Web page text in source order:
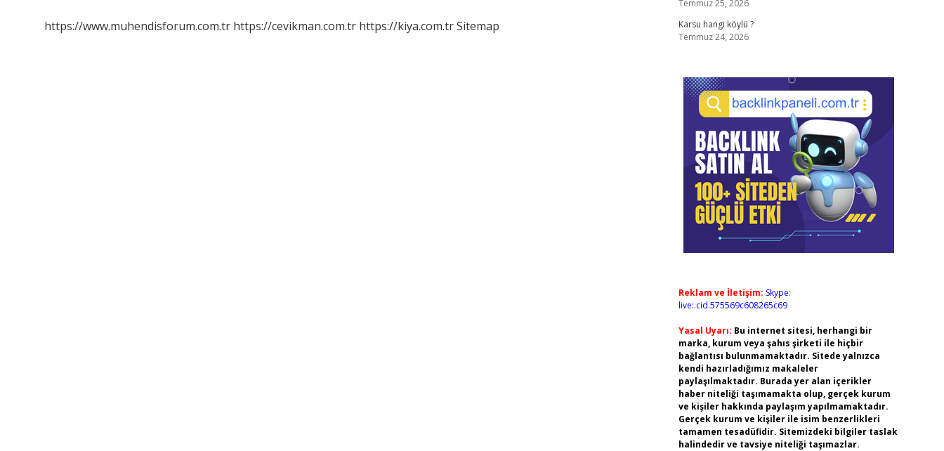
https://www.muhendisforum.com.tr https://cevikman.com.tr https://kiya.com.trSitemap
Temmuz 25, 2026
Karsu hangi köylü ?
Temmuz 24, 2026
Reklam ve İletişim: Skype:
live:.cid.575569c608265c69
Yasal Uyarı: Bu internet sitesi, herhangi bir
marka, kurum veya şahıs şirketi ile hiçbir
bağlantısı bulunmamaktadır. Sitede yalnızca
kendi hazırladığımız makaleler
paylaşılmaktadır. Burada yer alan içerikler
haber niteliği taşımamakta olup, gerçek kurum
ve kişiler hakkında paylaşım yapılmamaktadır.
Gerçek kurum ve kişiler ile isim benzerlikleri
tamamen tesadüfidir. Sitemizdeki bilgiler taslak
halindedir ve tavsiye niteliği taşımazlar.